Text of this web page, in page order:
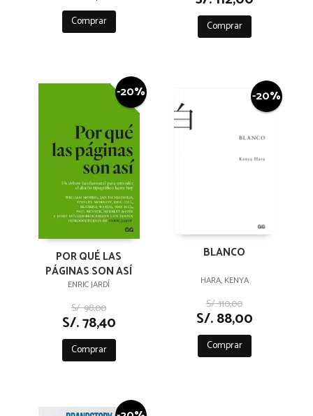
Comprar Comprar
-20%
POR QUÉ LAS
PÁGINAS SON ASÍ
ENRIC JARDÍ
S/. 98,00
S/. 78,40
Comprar
-20%
BLANCO
HARA, KENYA
S/. 110,00
S/. 88,00
Comprar